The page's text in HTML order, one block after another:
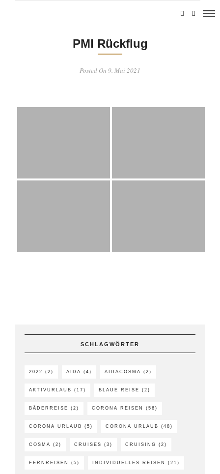
PMI Rückflug
Posted On 9. Mai 2021
SCHLAGWÖRTER
2022 (2) AIDA (4) AIDACOSMA (2)
AKTIVURLAUB (17) BLAUE REISE (2)
BÄDERREISE (2) CORONA REISEN (56)
CORONA URLAUB (5) CORONA URLAUB (48)
COSMA (2) CRUISES (3) CRUISING (2)
FERNREISEN (5) INDIVIDUELLES REISEN (21)